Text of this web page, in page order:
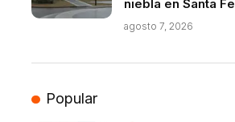
niebla en Santa Fe
agosto 7, 2026
Popular